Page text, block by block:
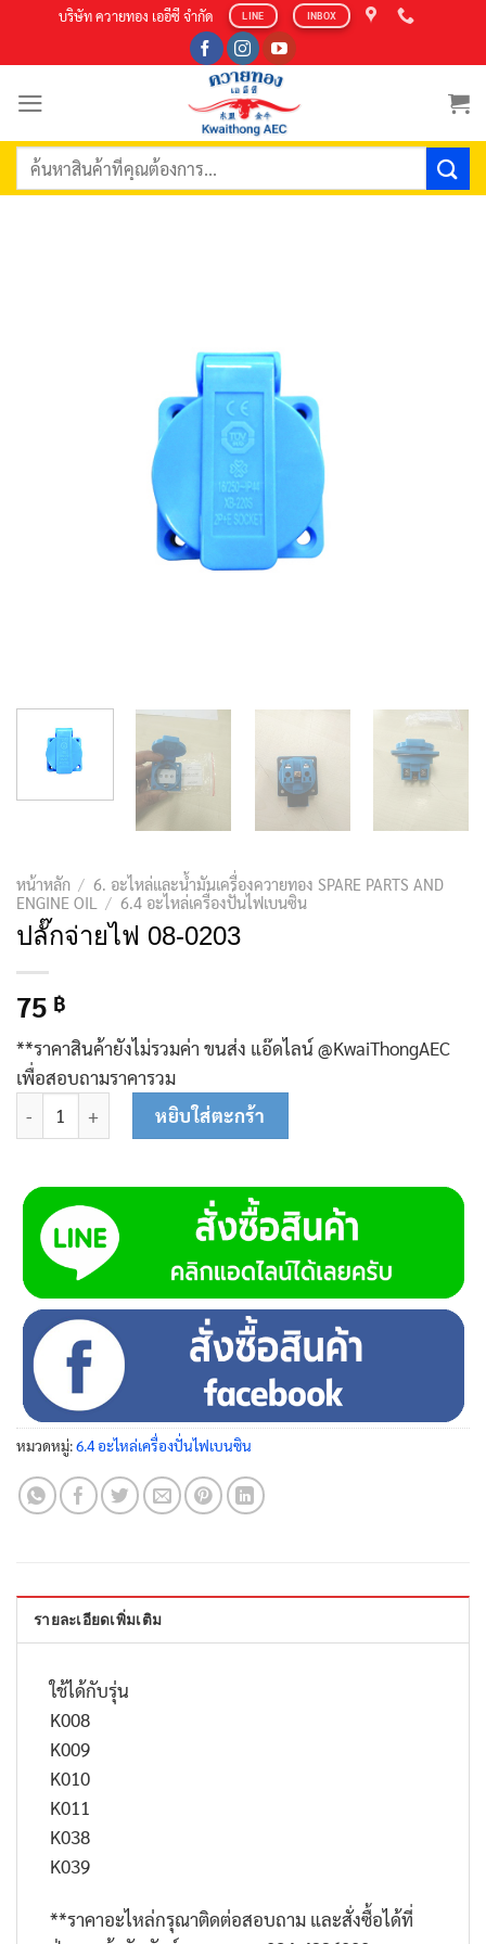
content
บริษัท ควายทอง เออีซี จำกัด LINE INBOX
ค้นหา:
หน้าหลัก / 6. อะไหล่และน้ำมันเครื่องควายทอง SPARE PARTS AND
ENGINE OIL
/ 6.4 อะไหล่เครื่องปั่นไฟเบนซิน
ปลั๊กจ่ายไฟ 08-0203
75 ฿
**ราคาสินค้ายังไม่รวมค่า ขนส่ง แอ๊ดไลน์ @KwaiThongAEC
เพื่อสอบถามราคารวม
จำนวน ปลั๊กจ่ายไฟ 08-0203 ชิ้น
หยิบใส่ตะกร้า
หมวดหมู่:6.4 อะไหล่เครื่องปั่นไฟเบนซิน
รายละเอียดเพิ่มเติม
ใช้ได้กับรุ่น
K008
K009
K010
K011
K038
K039
**ราคาอะไหล่กรุณาติดต่อสอบถาม และสั่งซื้อได้ที่